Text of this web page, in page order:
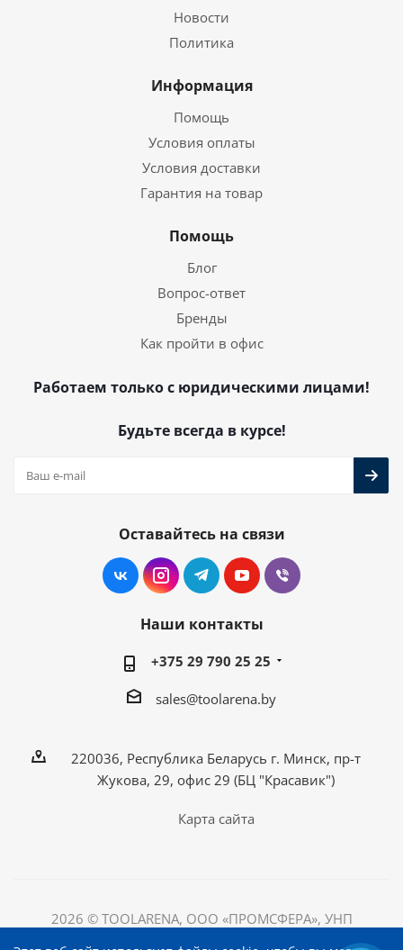
Новости
Политика
Информация
Помощь
Условия оплаты
Условия доставки
Гарантия на товар
Помощь
Блог
Вопрос-ответ
Бренды
Как пройти в офис
Работаем только с юридическими лицами!
Будьте всегда в курсе!
Оставайтесь на связи
Наши контакты
+375 29 790 25 25
sales@toolarena.by
220036, Республика Беларусь г. Минск, пр-т
Жукова, 29, офис 29 (БЦ "Красавик")
Карта сайта
2026 © TOOLARENA, ООО «ПРОМСФЕРА», УНП